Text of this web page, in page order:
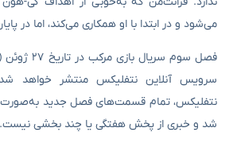
می‌شود و در ابتدا با او همکاری می‌کند، اما در
فصل سوم سریال بازی مرکب در تاریخ ۲۷ ژوئن (
سرویس آنلاین نتفلیکس منتشر خواهد
نتفلیکس، تمام قسمت‌های فصل جدید به‌صورت
شد و خبری از پخش هفتگی یا چند بخشی نیست.